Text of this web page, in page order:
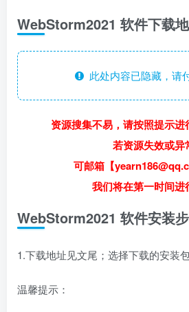
WebStorm2021 软件下载
此处内容已隐藏，请
资源搜集不易，请按照提示进
若资源失效或异
可邮箱【
我们将在第一时间进
WebStorm2021 软件安装
1.下载地址见文尾；选择下载的安装包
温馨提示：